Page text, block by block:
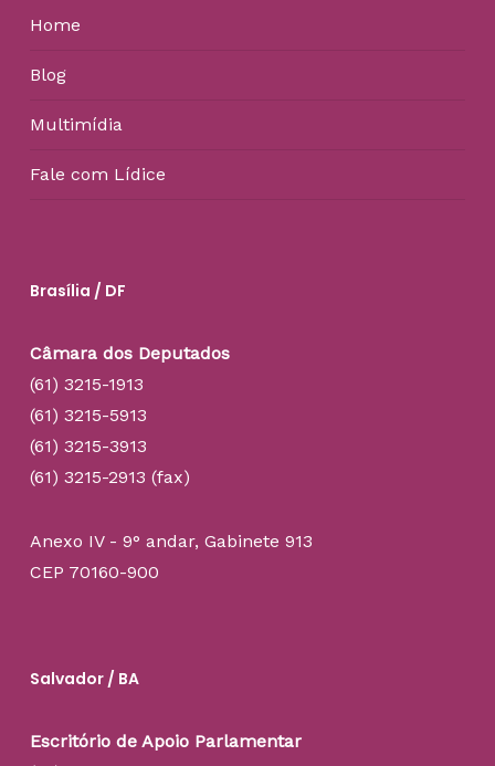
Home
Blog
Multimídia
Fale com Lídice
Brasília / DF
Câmara dos Deputados
(61) 3215-1913
(61) 3215-5913
(61) 3215-3913
(61) 3215-2913 (fax)
Anexo IV - 9° andar, Gabinete 913
CEP 70160-900
Salvador / BA
Escritório de Apoio Parlamentar